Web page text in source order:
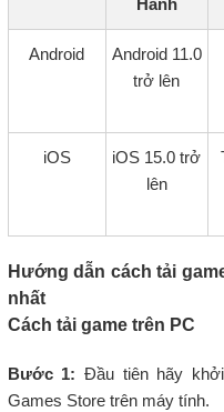
Hành
Android
Android 11.0
trở lên
iOS
iOS 15.0 trở
lên
Hướng dẫn cách tải
nhất
Cách tải game trên PC
Bước 1: Đầu tiên hãy
Games Store trên máy tính.